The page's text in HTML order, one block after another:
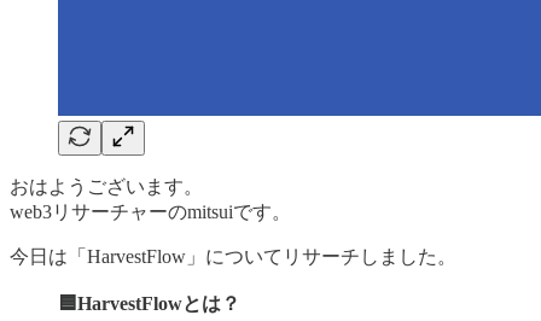
おはようございます。
web3リサーチャーのmitsuiです。
今日は「HarvestFlow」についてリサーチしました。
🟦HarvestFlowとは？